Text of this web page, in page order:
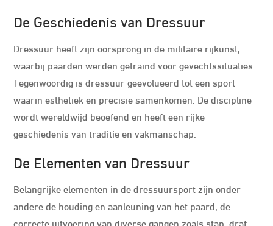
De Geschiedenis van Dressuur
Dressuur heeft zijn oorsprong in de militaire rijkunst,
waarbij paarden werden getraind voor gevechtssituaties.
Tegenwoordig is dressuur geëvolueerd tot een sport
waarin esthetiek en precisie samenkomen. De discipline
wordt wereldwijd beoefend en heeft een rijke
geschiedenis van traditie en vakmanschap.
De Elementen van Dressuur
Belangrijke elementen in de dressuursport zijn onder
andere de houding en aanleuning van het paard, de
correcte uitvoering van diverse gangen zoals stap, draf